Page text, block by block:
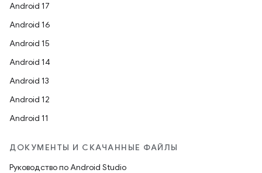
Android 17
Android 16
Android 15
Android 14
Android 13
Android 12
Android 11
ДОКУМЕНТЫ И СКАЧАННЫЕ ФАЙЛЫ
Руководство по Android Studio